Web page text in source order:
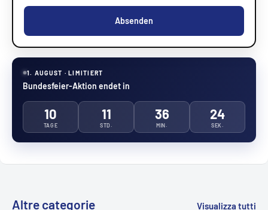
Absenden
1. AUGUST · LIMITIERT
Bundesfeier-Aktion endet in
10
TAGE
11
STD.
36
MIN.
23
SEK.
Altre categorie Visualizza tutti